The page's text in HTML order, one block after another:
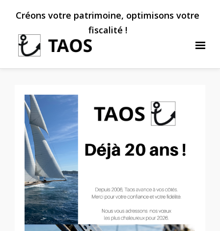
Créons votre patrimoine, optimisons votre
fiscalité !